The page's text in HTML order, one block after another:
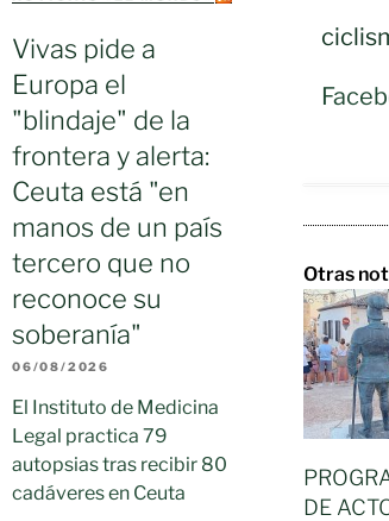
Vivas pide a
Europa el
"blindaje" de la
frontera y alerta:
Ceuta está "en
manos de un país
tercero que no
reconoce su
soberanía"
06/08/2026
El Instituto de Medicina
Legal practica 79
autopsias tras recibir 80
cadáveres en Ceuta
Otras
DE